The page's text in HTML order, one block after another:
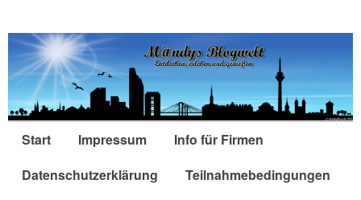
Start Impressum
Info für Firmen
Datenschutzerklärung
Teilnahmebedingungen